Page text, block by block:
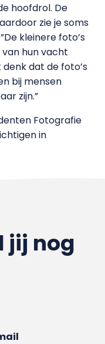
hoofdrol. De
zie je soms
kleinere foto’s
hun vacht
dat de foto’s
bij mensen
zijn.”
Fotografie
in
jij nog